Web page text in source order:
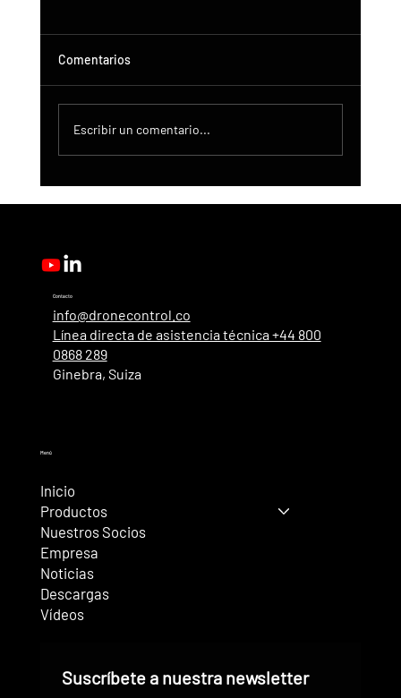
Comentarios
Escribir un comentario...
Contacto
info@dronecontrol.co
Línea directa de asistencia técnica +44 800
0868 289
Ginebra, Suiza
Menú
Inicio
Productos
Nuestros Socios
Empresa
Noticias
Descargas
Vídeos
Suscríbete a nuestra newsletter